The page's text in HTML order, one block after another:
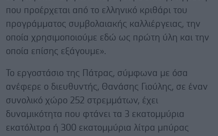
που προέρχεται από το ελληνικό κριθάρι του
προγράμματος συμβολαιακής καλλιέργειας, την
οποία χρησιμοποιούμε εδώ ως πρώτη ύλη και την
οποία επίσης εξάγουμε».
Το εργοστάσιο της Πάτρας, σύμφωνα με όσα
ανέφερε ο διευθυντής, Θανάσης Γιούλης, σε έναν
συνολικό χώρο 252 στρεμμάτων, έχει
δυναμικότητα που φτάνει τα 3 εκατομμύρια
εκατόλιτρα ή 300 εκατομμύρια λίτρα μπύρας